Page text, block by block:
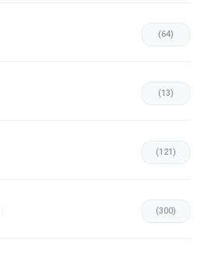
(64)
(13)
(121)
(300)